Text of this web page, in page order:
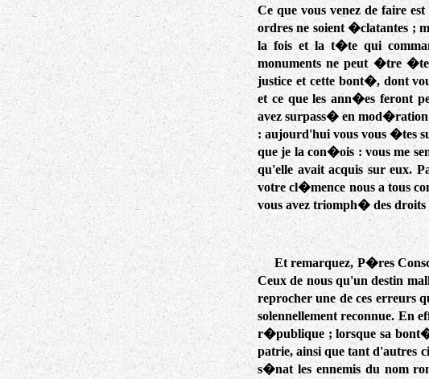
Ce que vous venez de faire
ordres ne soient �clatantes ;
la fois et la t�te qui
monuments ne peut �tre
justice et cette bont�, dont
et ce que les ann�es feront
avez surpass� en mod�ration
: aujourd'hui vous vous �tes
que je la con�ois : vous me
qu'elle avait acquis sur eux.
votre cl�mence nous a tous
vous avez triomph� des droits
Et remarquez, P�res
Ceux de nous qu'un destin
reprocher une de ces erreurs
solennellement reconnue.
r�publique ; lorsque sa
patrie, ainsi que tant d'autres
s�nat les ennemis du nom